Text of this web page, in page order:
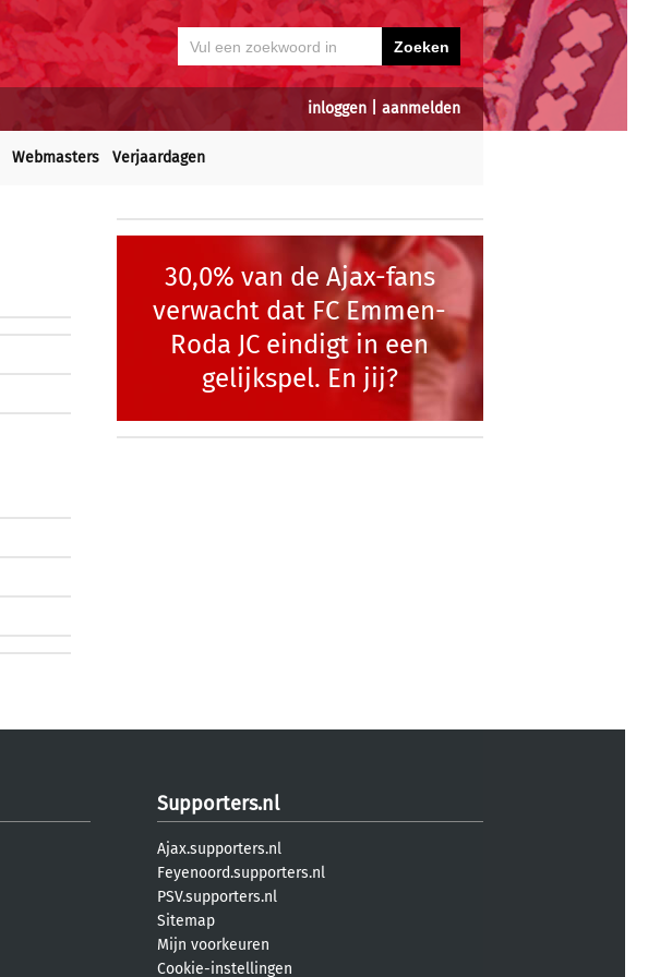
inloggen aanmelden
Webmasters Verjaardagen
30,0% van de Ajax-fans
verwacht dat FC Emmen-
Roda JC eindigt in een
gelijkspel. En jij?
Supporters.nl
Ajax.supporters.nl
Feyenoord.supporters.nl
PSV.supporters.nl
Sitemap
Mijn voorkeuren
Cookie-instellingen